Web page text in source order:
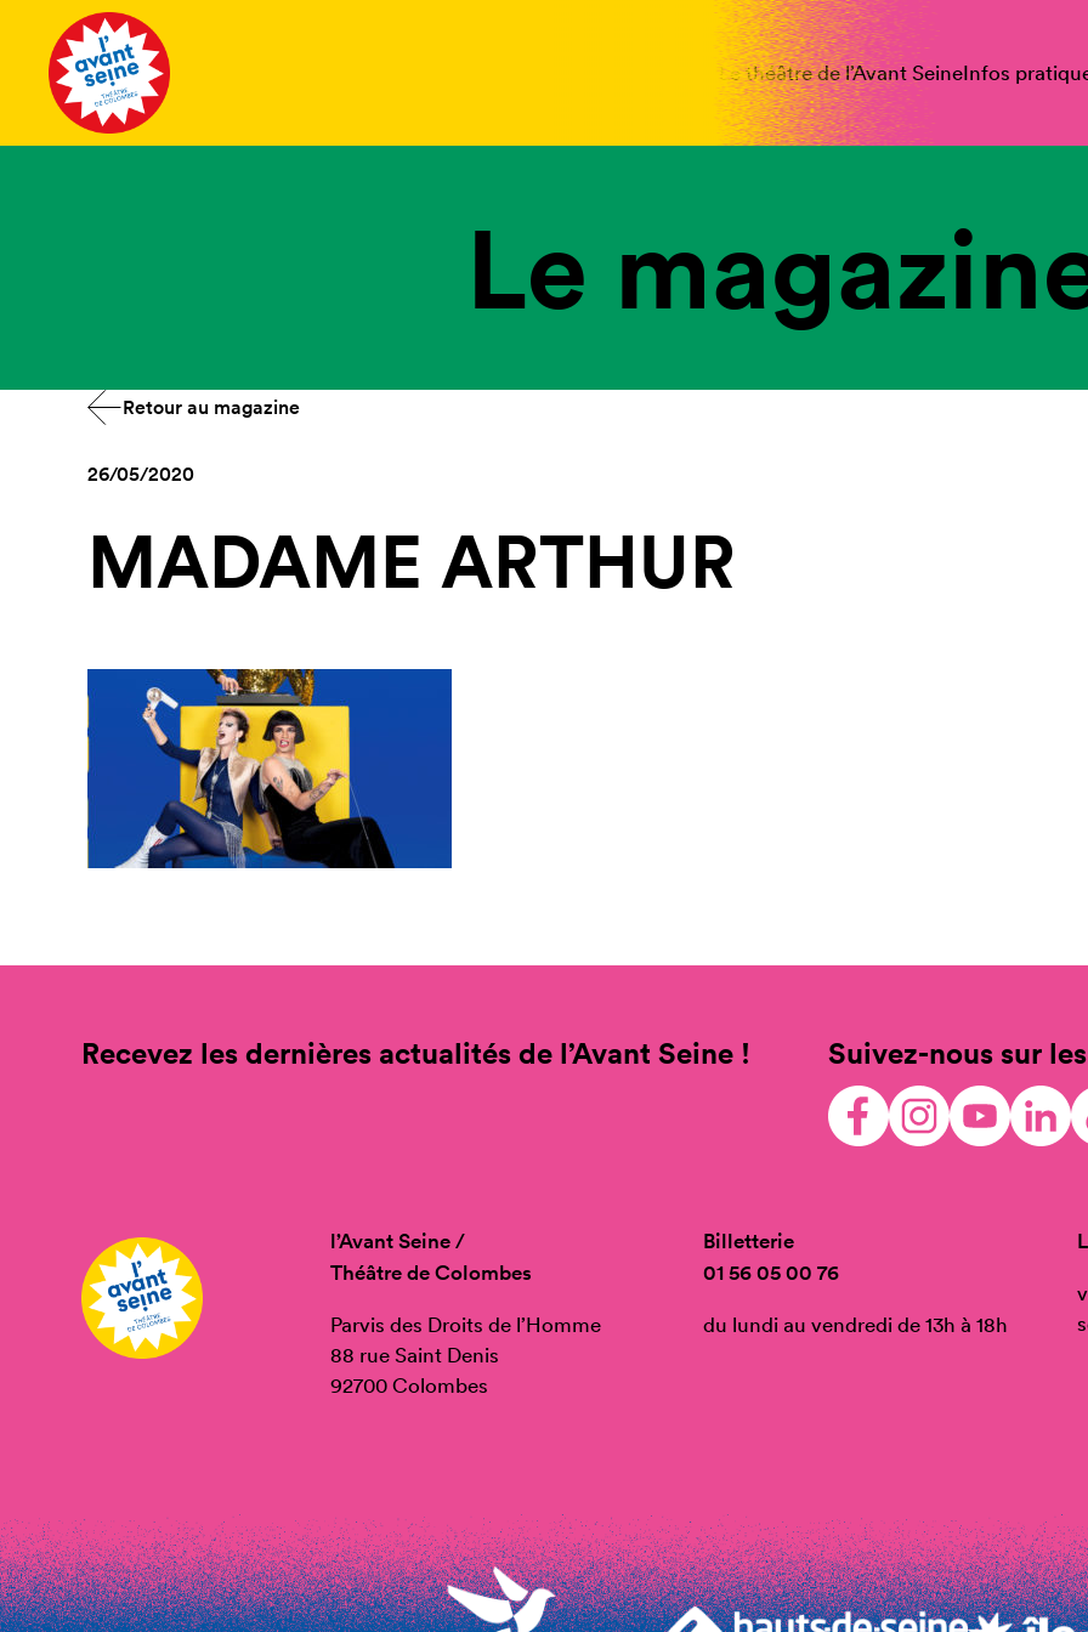
Le théâtre de l’Avant SeineInfos
Le
Retour au magazine
26/05/2020
MADAME ARTHUR
Recevez les dernières actualités de l’Avant Seine ! Suivez-nous sur
l’Avant Seine /
Théâtre de Colombes
Parvis des Droits de l’Homme
88 rue Saint Denis
92700 Colombes
Billetterie
01 56 05 00 76
du lundi au vendredi de 13h à 18h